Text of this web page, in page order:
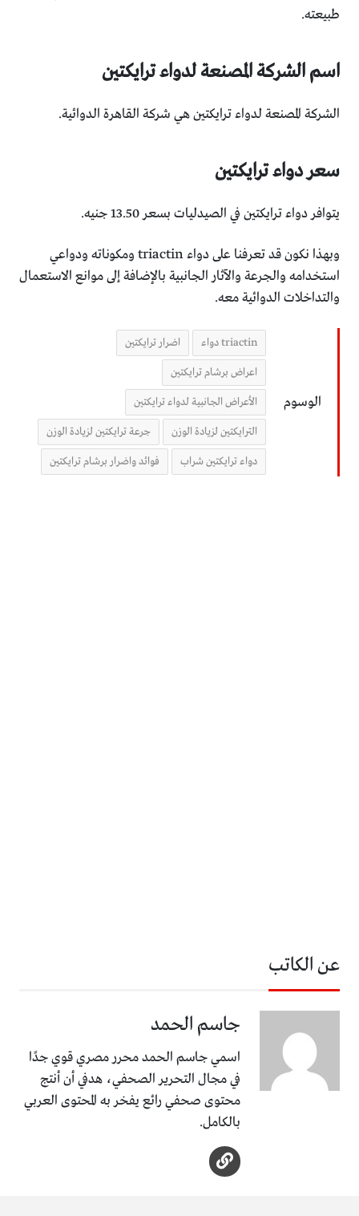
طبيعته.
اسم الشركة المصنعة لدواء ترايكتين
الشركة المصنعة لدواء ترايكتين هي شركة القاهرة الدوائية.
سعر دواء ترايكتين
يتوافر دواء ترايكتين في الصيدليات بسعر 13.50 جنيه.
وبهذا نكون قد تعرفنا على دواء triactin ومكوناته ودواعي
استخدامه والجرعة والآثار الجانبية بالإضافة إلى موانع الاستعمال
والتداخلات الدوائية معه.
الوسوم
triactin دواء اضرار ترايكتين
اعراض برشام ترايكتين
الأعراض الجانبية لدواء ترايكتين
الترايكتين لزيادة الوزن جرعة ترايكتين لزيادة الوزن
دواء ترايكتين شراب فوائد واضرار برشام ترايكتين
عن الكاتب
جاسم الحمد
اسمي جاسم الحمد محرر مصري قوي جدًا
في مجال التحرير الصحفي، هدفي أن أنتج
محتوى صحفي رائع يفخر به المحتوى العربي
بالكامل.